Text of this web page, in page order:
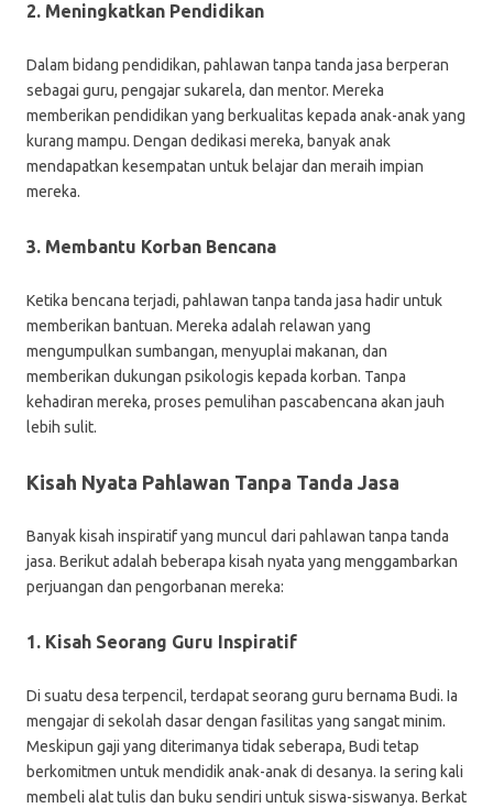
2. Meningkatkan Pendidikan
Dalam bidang pendidikan, pahlawan tanpa tanda jasa berperan
sebagai guru, pengajar sukarela, dan mentor. Mereka
memberikan pendidikan yang berkualitas kepada anak-anak yang
kurang mampu. Dengan dedikasi mereka, banyak anak
mendapatkan kesempatan untuk belajar dan meraih impian
mereka.
3. Membantu Korban Bencana
Ketika bencana terjadi, pahlawan tanpa tanda jasa hadir untuk
memberikan bantuan. Mereka adalah relawan yang
mengumpulkan sumbangan, menyuplai makanan, dan
memberikan dukungan psikologis kepada korban. Tanpa
kehadiran mereka, proses pemulihan pascabencana akan jauh
lebih sulit.
Kisah Nyata Pahlawan Tanpa Tanda Jasa
Banyak kisah inspiratif yang muncul dari pahlawan tanpa tanda
jasa. Berikut adalah beberapa kisah nyata yang menggambarkan
perjuangan dan pengorbanan mereka:
1. Kisah Seorang Guru Inspiratif
Di suatu desa terpencil, terdapat seorang guru bernama Budi. Ia
mengajar di sekolah dasar dengan fasilitas yang sangat minim.
Meskipun gaji yang diterimanya tidak seberapa, Budi tetap
berkomitmen untuk mendidik anak-anak di desanya. Ia sering kali
membeli alat tulis dan buku sendiri untuk siswa-siswanya. Berkat